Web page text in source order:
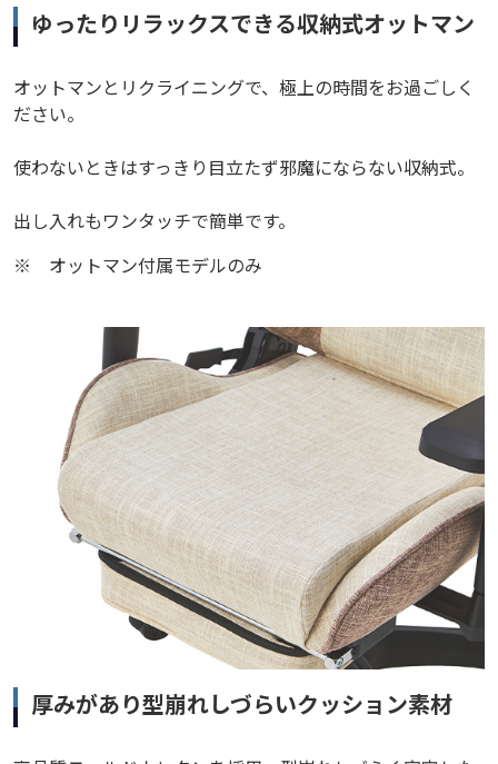
ゆったりリラックスできる収納式オットマン
オットマンとリクライニングで、極上の時間をお過ごしく
ださい。
使わないときはすっきり目立たず邪魔にならない収納式。
出し入れもワンタッチで簡単です。
※
オットマン付属モデルのみ
厚みがあり型崩れしづらいクッション素材